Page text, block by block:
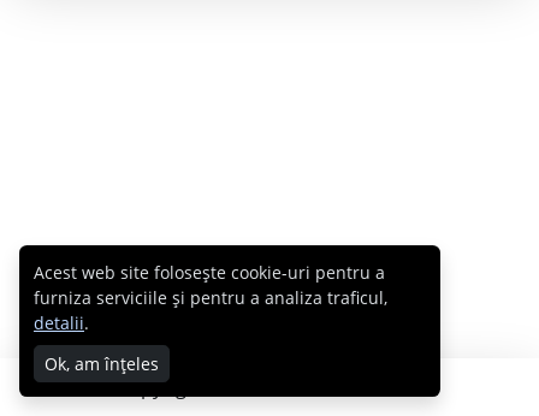
Copyright © 2007 - 2026 Cabral.ro
Acest web site folosește cookie-uri pentru a
furniza serviciile și pentru a analiza traficul,
detalii.
Ok, am înțeles